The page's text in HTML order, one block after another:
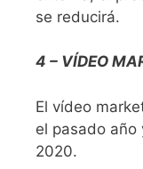
se reducirá.
4 – VÍDEO
El vídeo
el pasado año
2020.